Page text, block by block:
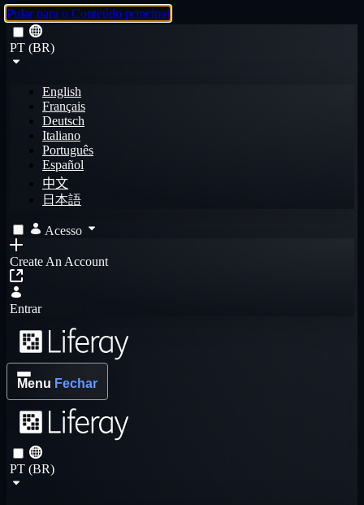
Pular para o Conteúdo principal
PT (BR)
English
Français
Deutsch
Italiano
Português
Español
中文
日本語
Acesso
Create An Account
Entrar
Menu Fechar
PT (BR)